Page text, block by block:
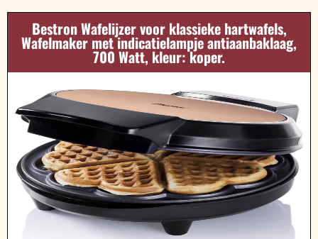
Bestron Wafelijzer voor klassieke hartwafels,
Wafelmaker met indicatielampje antiaanbaklaag,
700 Watt, kleur: koper.